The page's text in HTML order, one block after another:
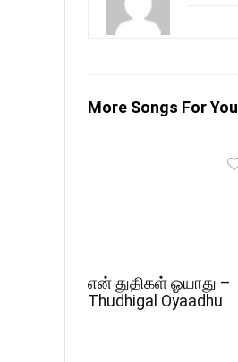
More Songs For You
என் துதிகள் ஓயாது –
Thudhigal Oyaadhu